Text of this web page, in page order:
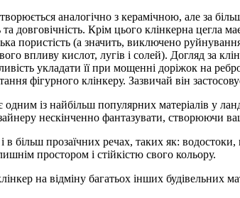
аналогічно з керамічною, але за
та довговічність. Крім цього клінкерна
пористість (а значить, виключено
впливу кислот, лугів і солей). Догляд за
укладати її при мощенні доріжок на
фігурного клінкеру. Зазвичай він
одним із найбільш популярних матеріалів у
нескінченно фантазувати, створюючи
в більш прозаїчних речах, таких як:
простором і стійкістю свого кольору.
на відміну багатьох інших будівельних